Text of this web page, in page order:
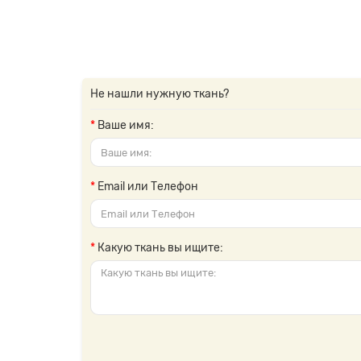
Не нашли нужную ткань?
Ваше имя:
Email или Телефон
Какую ткань вы ищите: